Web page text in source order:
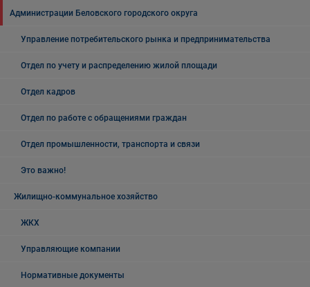
Администрации Беловского городского округа
Управление потребительского рынка и предпринимательства
Отдел по учету и распределению жилой площади
Отдел кадров
Отдел по работе с обращениями граждан
Отдел промышленности, транспорта и связи
Это важно!
Жилищно-коммунальное хозяйство
ЖКХ
Управляющие компании
Нормативные документы